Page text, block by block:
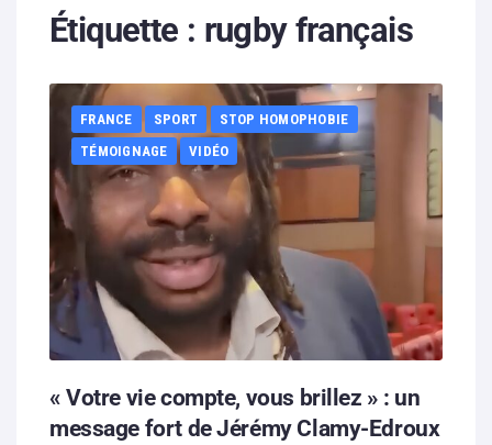
Contenus litigieux
Boutique
Partenaires
Contacts
Hébergement solidaire
Étiquette : rugby français
FRANCE SPORT
STOP HOMOPHOBIE
TÉMOIGNAGE
VIDÉO
« Votre vie compte, vous brillez » : un
message fort de Jérémy Clamy-Edroux